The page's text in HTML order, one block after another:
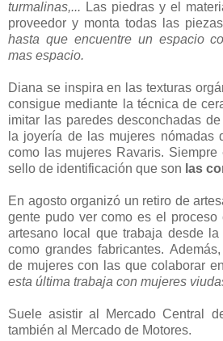
turmalinas,... Las piedras y el
proveedor y monta todas las
hasta que encuentre un espacio
mas espacio.
Diana se inspira en las texturas
consigue mediante la técnica de
imitar las paredes desconchadas
la joyería de las mujeres nómadas
como las mujeres Ravaris. Siempre
sello de identificación que son las
En agosto organizó un retiro de
gente pudo ver como es el proceso
artesano local que trabaja desde la
como grandes fabricantes.
de mujeres con las que colaborar
esta última trabaja con mujeres
Suele asistir al Mercado Central
también al Mercado de Motores.